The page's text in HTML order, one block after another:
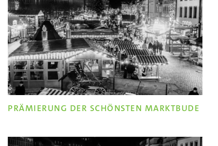
PRÄMIERUNG DER SCHÖNSTEN MARKTBUDE